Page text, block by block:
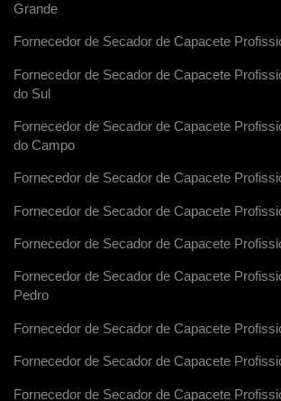
Grande
Fornecedor de Secador de Capacete
Fornecedor de Secador de Capacete
do Sul
Fornecedor de Secador de Capacete
do Campo
Fornecedor de Secador de Capacete
Fornecedor de Secador de Capacete
Fornecedor de Secador de Capacete
Fornecedor de Secador de Capacete
Pedro
Fornecedor de Secador de Capacete
Fornecedor de Secador de Capacete
Fornecedor de Secador de Capacete